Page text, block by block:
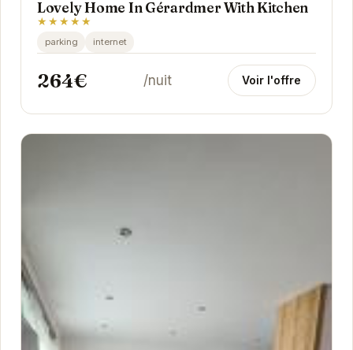
Lovely Home In Gérardmer With Kitchen
★★★★★
parking internet
264€ /nuit Voir l'offre